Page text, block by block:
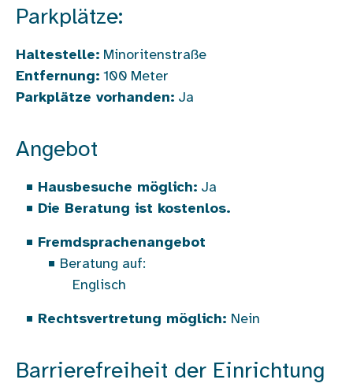
Parkplätze:
Haltestelle: Minoritenstraße
Entfernung: 100 Meter
Parkplätze vorhanden: Ja
Angebot
Hausbesuche möglich: Ja
Die Beratung ist kostenlos.
Fremdsprachenangebot
Beratung auf:
Englisch
Rechtsvertretung möglich: Nein
Barrierefreiheit der Einrichtung